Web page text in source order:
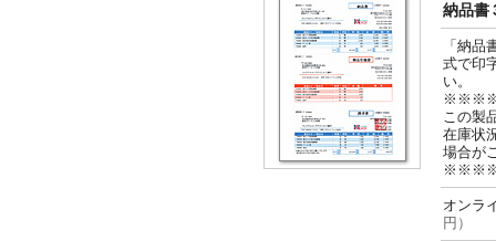
納品書
「納
式で印
い。
この製
在庫状
場合が
オン
円）